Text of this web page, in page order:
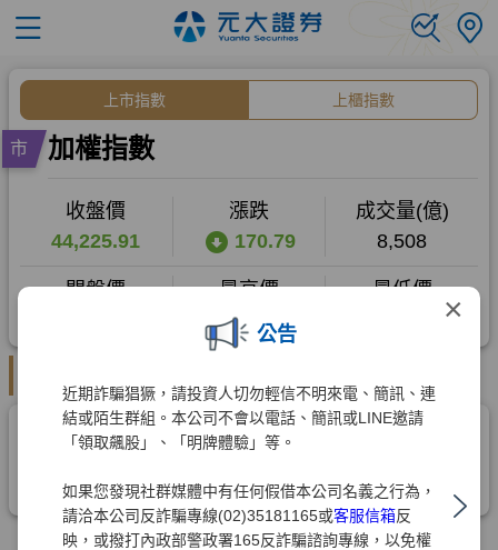
×
公告
近期詐騙猖獗，請投資人切勿輕信不明來電、簡訊、連
結或陌生群組。本公司不會以電話、簡訊或LINE邀請
「領取飆股」、「明牌體驗」等。
如果您發現社群媒體中有任何假借本公司名義之行為，
請洽本公司反詐騙專線(02)35181165或客服信箱反
映，或撥打內政部警政署165反詐騙諮詢專線，以免權